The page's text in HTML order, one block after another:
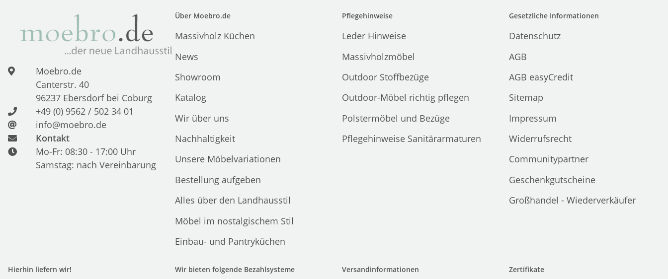
Moebro.de
Canterstr. 40
96237 Ebersdorf bei Coburg
+49 (0) 9562 / 502 34 01
info@moebro.de
Kontakt
Mo-Fr: 08:30 - 17:00 Uhr
Samstag: nach Vereinbarung
Über Moebro.de
Massivholz Küchen
News
Showroom
Katalog
Wir über uns
Nachhaltigkeit
Unsere Möbelvariationen
Bestellung aufgeben
Alles über den Landhausstil
Möbel im nostalgischem Stil
Einbau- und Pantryküchen
Pflegehinweise
Leder Hinweise
Massivholzmöbel
Outdoor Stoffbezüge
Outdoor-Möbel richtig pflegen
Polstermöbel und Bezüge
Pflegehinweise Sanitärarmaturen
Gesetzliche Informationen
Datenschutz
AGB
AGB easyCredit
Sitemap
Impressum
Widerrufsrecht
Communitypartner
Geschenkgutscheine
Großhandel - Wiederverkäufer
Hierhin liefern wir! Wir bieten folgende Bezahlsysteme Versandinformationen Zertifikate